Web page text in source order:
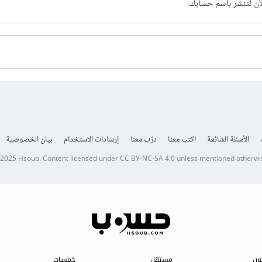
لتنشر باسم حسابك.
الأسئلة الشائعة اكتب معنا درّب معنا إرشادات الاستخدام بيان الخصوصية
Hsoub.Content licensed underCC BY-NC-SA 4.0unless mentioned